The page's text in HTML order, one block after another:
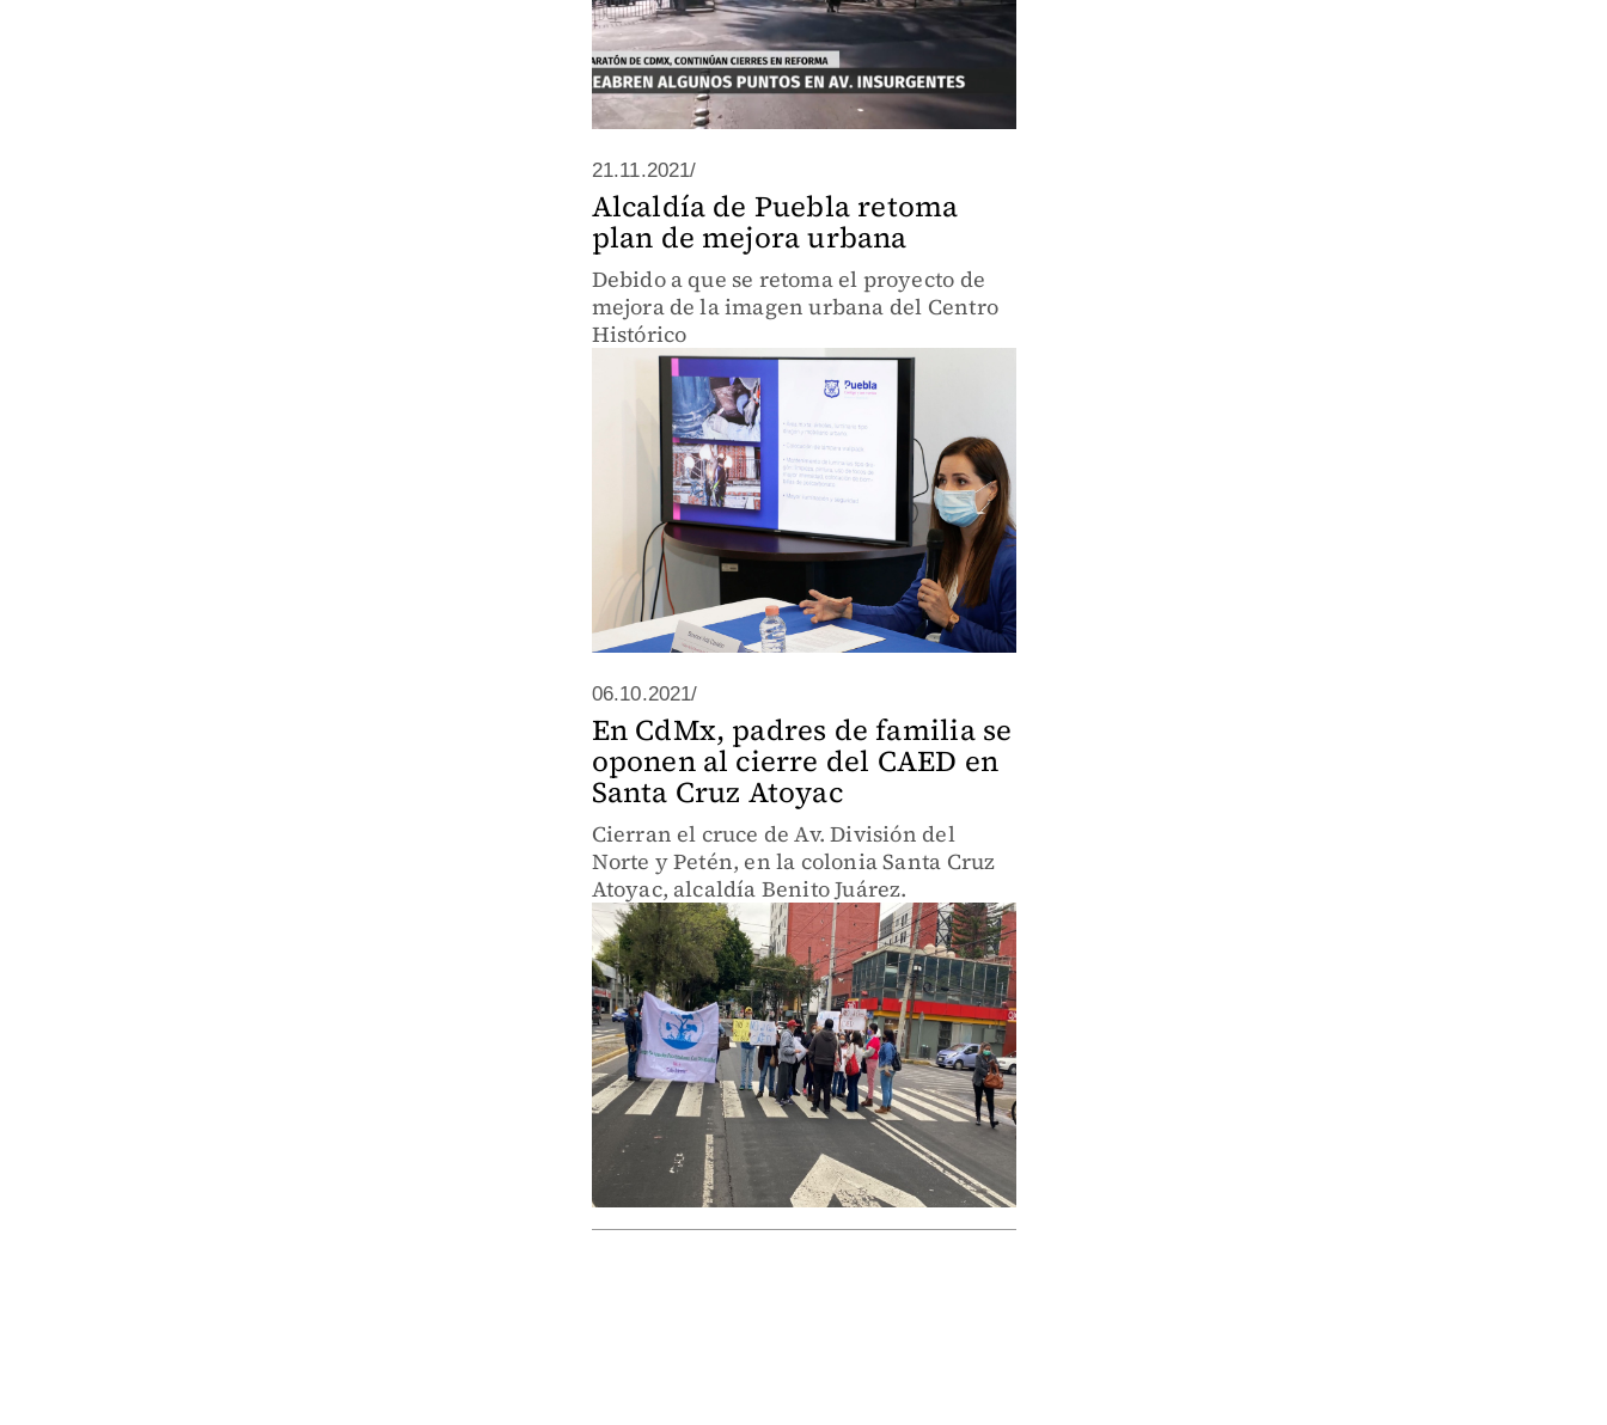
21.11.2021/
Alcaldía de Puebla retoma
plan de mejora urbana
Debido a que se retoma el proyecto de
mejora de la imagen urbana del Centro
Histórico
06.10.2021/
En CdMx, padres de familia se
oponen al cierre del CAED en
Santa Cruz Atoyac
Cierran el cruce de Av. División del
Norte y Petén, en la colonia Santa Cruz
Atoyac, alcaldía Benito Juárez.